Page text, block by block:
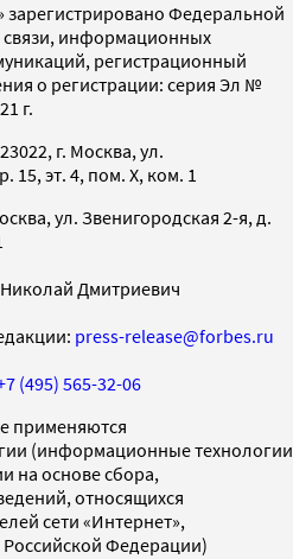
зарегистрировано Федеральной
связи, информационных
регистрационный
о регистрации: серия Эл №
г.
г. Москва, ул.
15, эт. 4, пом. X, ком. 1
ул. Звенигородская 2-я, д.
Дмитриевич
press-release@forbes.ru
(495) 565-32-06
применяются
(информационные технологии
на основе сбора,
относящихся
сети «Интернет»,
Федерации)